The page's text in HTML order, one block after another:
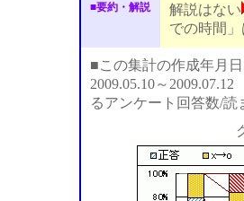
■要約・解説 解説はない
での時間」
■この集計の作成年月
2009.05.10～
るアンケート回答数/読